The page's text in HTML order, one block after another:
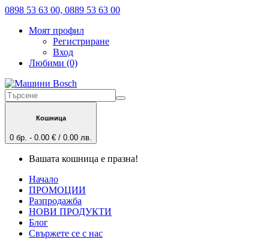
0898 53 63 00, 0889 53 63 00
Моят профил
Регистриране
Вход
Любими (0)
Кошница
0 бр. - 0.00 € / 0.00 лв.
Вашата кошница е празна!
Начало
ПРОМОЦИИ
Разпродажба
НОВИ ПРОДУКТИ
Блог
Свържете се с нас